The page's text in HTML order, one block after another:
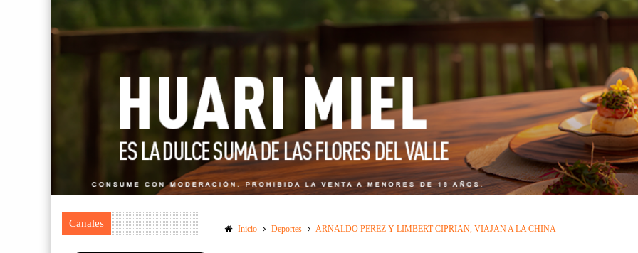
Canales Inicio Deportes ARNALDO PEREZ Y LIMBERT CIPRIAN, VIAJAN A LA CHINA